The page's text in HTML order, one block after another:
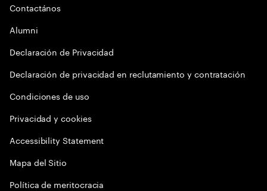
Contactános
Alumni
Declaración de Privacidad
Declaración de privacidad en reclutamiento y contratación
Condiciones de uso
Privacidad y cookies
Accessibility Statement
Mapa del Sitio
Política de meritocracia